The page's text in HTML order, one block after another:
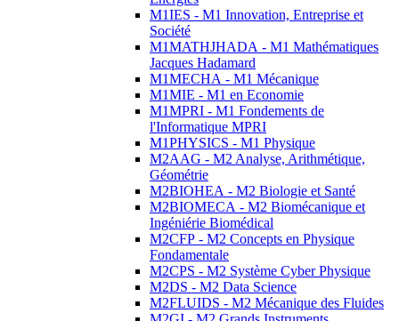
M1IES - M1 Innovation, Entreprise et
Société
M1MATHJHADA - M1 Mathématiques
Jacques Hadamard
M1MECHA - M1 Mécanique
M1MIE - M1 en Economie
M1MPRI - M1 Fondements de
l'Informatique MPRI
M1PHYSICS - M1 Physique
M2AAG - M2 Analyse, Arithmétique,
Géométrie
M2BIOHEA - M2 Biologie et Santé
M2BIOMECA - M2 Biomécanique et
Ingéniérie Biomédical
M2CFP - M2 Concepts en Physique
Fondamentale
M2CPS - M2 Système Cyber Physique
M2DS - M2 Data Science
M2FLUIDS - M2 Mécanique des Fluides